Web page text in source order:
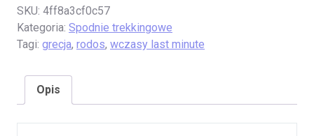
SKU: 4ff8a3cf0c57
Kategoria: Spodnie trekkingowe
Tagi: grecja, rodos, wczasy last minute
Opis